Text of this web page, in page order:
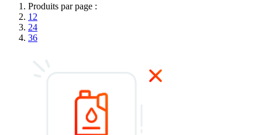
Produits par page :
12
24
36